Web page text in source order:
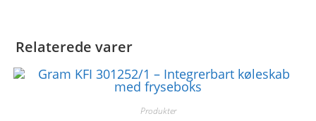
Relaterede varer
Produkter